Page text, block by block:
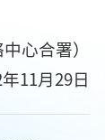
心合署）
11月29日